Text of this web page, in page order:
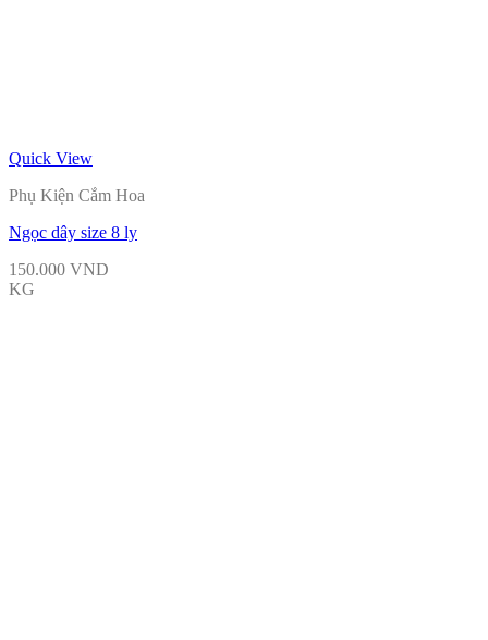
Quick View
Phụ Kiện Cắm Hoa
Ngọc dây size 8 ly
150.000 VND
KG